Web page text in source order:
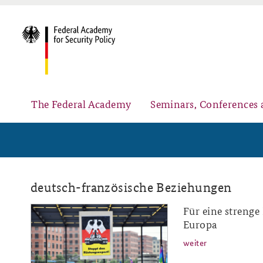
The Federal Academy
Advisory Board
Partners
Seminars, Conferences
Security Policy Course for Senior Officials
Public Events
deutsch-französische Beziehungen
ap-12_19.png
Für eine
Europa
weiter